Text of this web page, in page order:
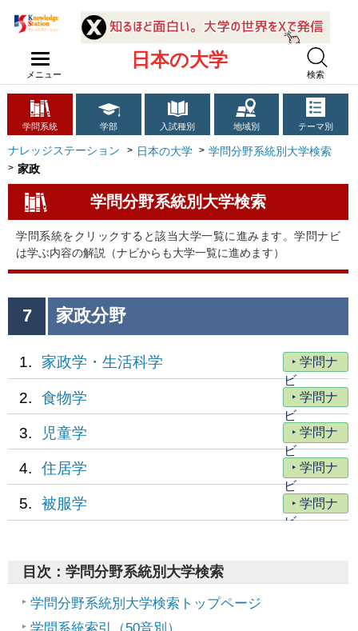
メニュー
日本の大学
検索
学問系統 学部 入試種別 地域別 テーマ別
ナレッジステーション 日本の大学
学問分野系統別大学検索
家政
学問分野系統別大学検索
学問系統をクリックすると該当大学一覧に進みます。学問ナビ
は学ぶ内容の解説（ナビからも大学一覧に進めます）
7 家政分野
家政学・生活科学
学問ナ
ビ
食物学
学問ナ
ビ
児童学
学問ナ
ビ
住居学
学問ナ
ビ
被服学
学問ナ
ビ
目次：学問分野系統別大学検索
学問分野系統別大学検索トップページ
学問系統索引（50音別）